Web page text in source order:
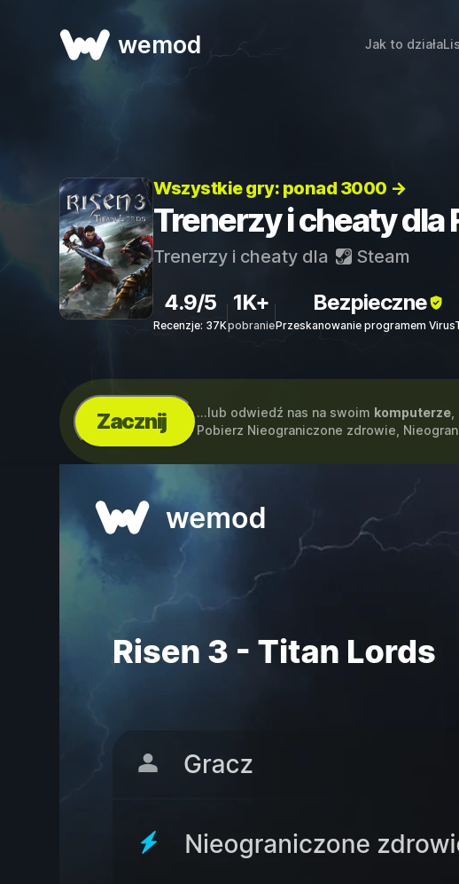
wemod Jak to działa
Wszystkie gry: ponad 3000 →
Trenerzy i cheaty dla
Trenerzy i cheaty dla Steam
4.9/5
Recenzje: 37K
1K+
pobranie
Bezpieczne
Przeskanowanie programem
Zacznij ...lub odwiedź nas na swoim komputerze,
Pobierz Nieograniczone zdrowie,